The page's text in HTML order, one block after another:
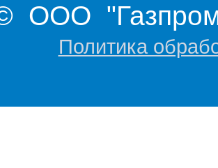
ООО "Газпром
Политика